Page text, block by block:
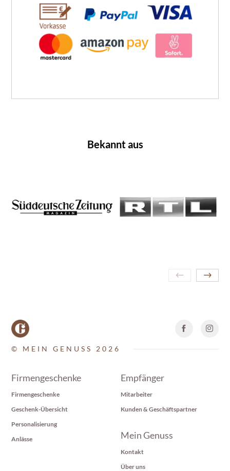
Bekannt aus
© MEIN GENUSS 2026
Firmengeschenke
Firmengeschenke
Geschenk-Übersicht
Personalisierung
Anlässe
Empfänger
Mitarbeiter
Kunden & Geschäftspartner
Mein Genuss
Kontakt
Über uns